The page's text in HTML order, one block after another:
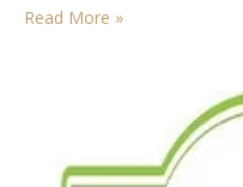
Read More »